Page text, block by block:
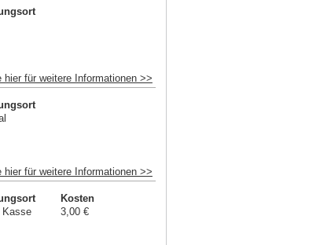
hier für weitere Informationen >>
hier für weitere Informationen >>
Kasse
Kosten
3,00 €